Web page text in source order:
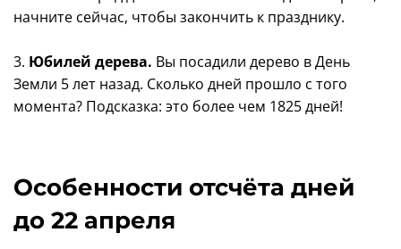
начните сейчас, чтобы закончить к празднику.
3. Юбилей дерева. Вы посадили дерево в День
Земли 5 лет назад. Сколько дней прошло с того
момента? Подсказка: это более чем 1825 дней!
Особенности отсчёта дней
до 22 апреля